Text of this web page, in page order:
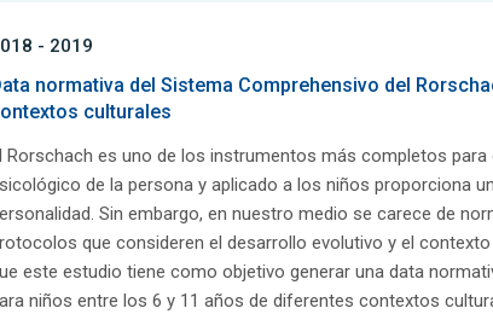
- 2019
normativa del Sistema Comprehensivo del
culturales
Rorschach es uno de los instrumentos más completos
de la persona y aplicado a los niños proporciona
Sin embargo, en nuestro medio se carece de
que consideren el desarrollo evolutivo y el
este estudio tiene como objetivo generar una data
niños entre los 6 y 11 años de diferentes contextos